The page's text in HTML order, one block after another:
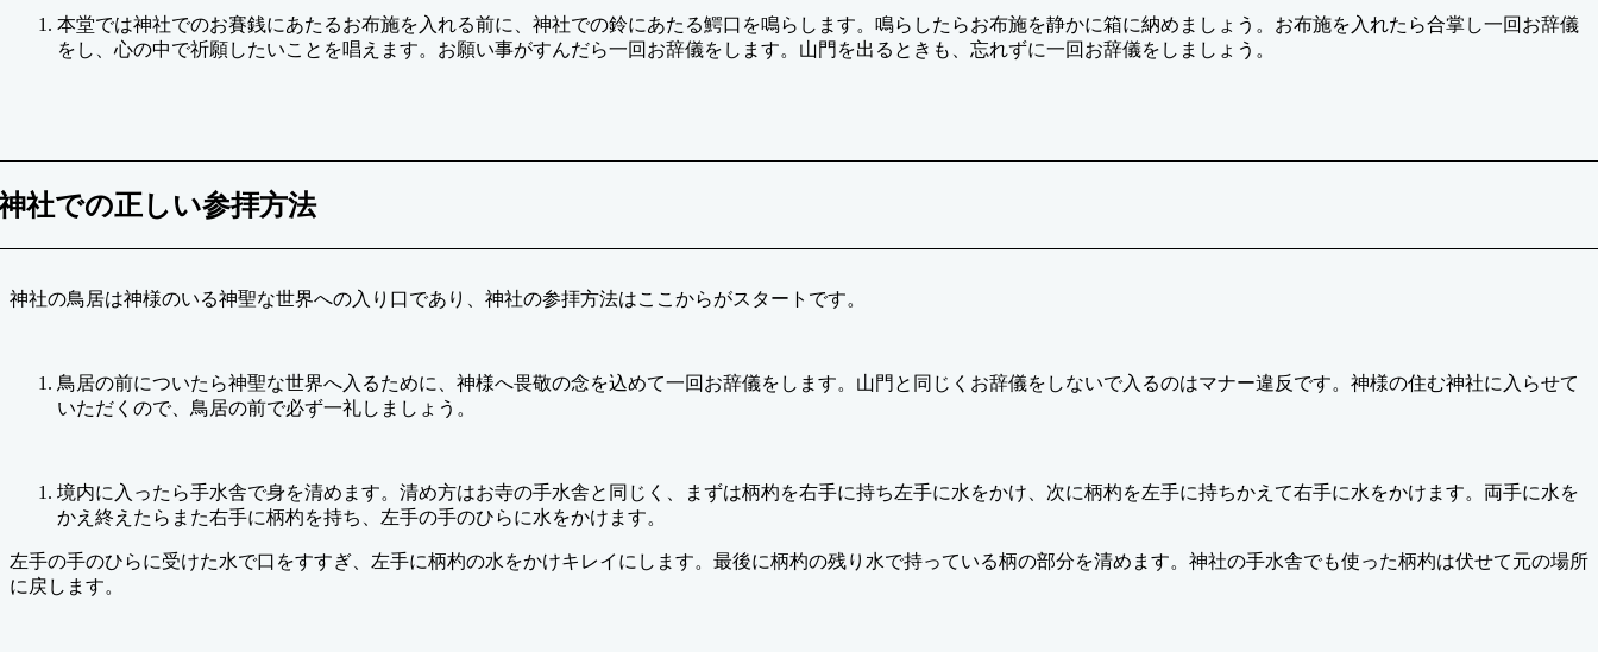
本堂では神社でのお賽銭にあたるお布施を入れる前に、神社での鈴にあたる鰐口を鳴らします。鳴らしたらお布施を静かに箱に納めましょう。お布施を入れたら合掌し一回お辞儀
をし、心の中で祈願したいことを唱えます。お願い事がすんだら一回お辞儀をします。山門を出るときも、忘れずに一回お辞儀をしましょう。
社での正しい参拝方法
神社の鳥居は神様のいる神聖な世界への入り口であり、神社の参拝方法はここからがスタートです。
鳥居の前についたら神聖な世界へ入るために、神様へ畏敬の念を込めて一回お辞儀をします。山門と同じくお辞儀をしないで入るのはマナー違反です。神様の住む神社に入らせて
いただくので、鳥居の前で必ず一礼しましょう。
境内に入ったら手水舎で身を清めます。清め方はお寺の手水舎と同じく、まずは柄杓を右手に持ち左手に水をかけ、次に柄杓を左手に持ちかえて右手に水をかけます。両手に水を
かえ終えたらまた右手に柄杓を持ち、左手の手のひらに水をかけます。
左手の手のひらに受けた水で口をすすぎ、左手に柄杓の水をかけキレイにします。最後に柄杓の残り水で持っている柄の部分を清めます。神社の手水舎でも使った柄杓は伏せて元の場所
に戻します。